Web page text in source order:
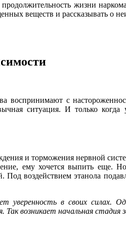
жизни
веществ и рассказывать о
воспринимают с
ситуация. И только когда
и торможения нервной
ему хочется выпить еще.
воздействием этанола
уверенность в своих силах.
возникает начальная стадия